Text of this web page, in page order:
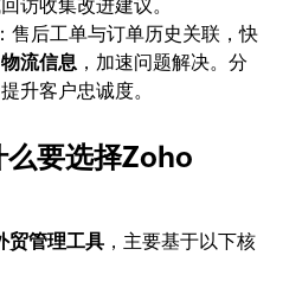
访收集改进建议。
：售后工单与订单历史关联，快
流信息 ，加速问题解决。分
升客户忠诚度。
么要选择Zoho
贸管理工具 ，主要基于以下核